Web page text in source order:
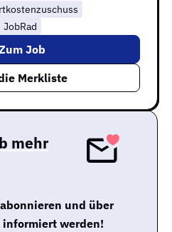
JobRad
Merkliste
Job
mehr
und über
informiert werden!